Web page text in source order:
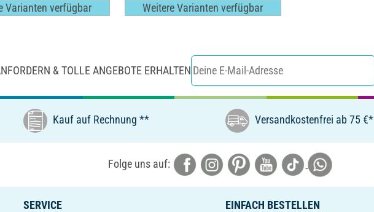
Varianten verfügbar
Weitere Varianten verfügbar
& TOLLE ANGEBOTE ERHALTEN
Kauf auf Rechnung ** Versandkostenfrei ab 75 €*
Folge uns auf:
SERVICE
EINFACH BESTELLEN